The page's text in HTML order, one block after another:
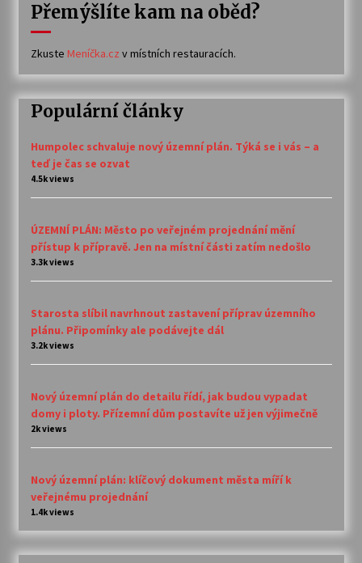
Přemýšlíte kam na oběd?
Zkuste Meníčka.cz v místních restauracích.
Populární články
Humpolec schvaluje nový územní plán. Týká se i vás – a
teď je čas se ozvat
4.5k views
ÚZEMNÍ PLÁN: Město po veřejném projednání mění
přístup k přípravě. Jen na místní části zatím nedošlo
3.3k views
Starosta slíbil navrhnout zastavení příprav územního
plánu. Připomínky ale podávejte dál
3.2k views
Nový územní plán do detailu řídí, jak budou vypadat
domy i ploty. Přízemní dům postavíte už jen výjimečně
2k views
Nový územní plán: klíčový dokument města míří k
veřejnému projednání
1.4k views